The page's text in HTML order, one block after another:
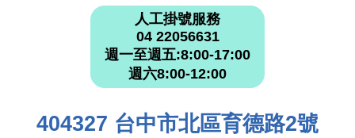
人工掛號服務
04 22056631
週一至週五:8:00-17:00
週六8:00-12:00
404327 台中市北區育德路2號